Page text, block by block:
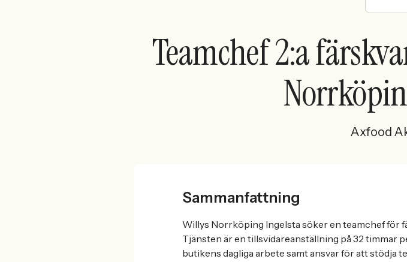
Teamchef 2:a
Axfood
Sammanfattning
Willys Norrköping Ingelsta söker en teamchef för
Tjänsten är en tillsvidareanställning på 32 timmar
butikens dagliga arbete samt ansvar för att stödja